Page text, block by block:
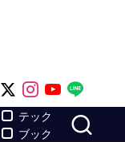
Like on Facebook
Follow on x
Follow on
Follow
テック
ブック